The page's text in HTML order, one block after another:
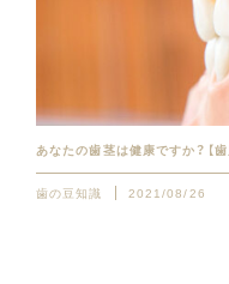
あなたの歯茎は健康ですか？【
歯の豆知識 2021/08/26